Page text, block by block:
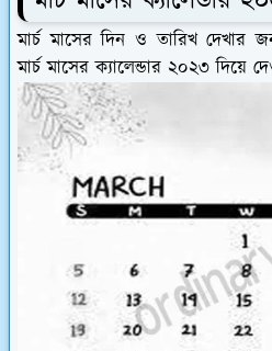
মার্চ মাসের দিন ও তারিখ দেখার
মার্চ মাসের ক্যালেন্ডার ২০২৩ দিয়ে